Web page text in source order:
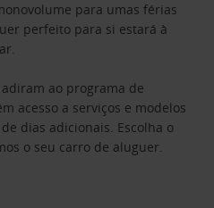
para umas férias
perfeito para si estará à
ao programa de
acesso a serviços e modelos
dias adicionais. Escolha o
o seu carro de aluguer.